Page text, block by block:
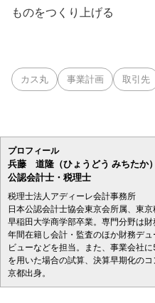
ものをつくり上げる
カス丸 事業計画 取引先
プロフィール
兵藤 道隆（ひょうどう みちたか）
公認会計士・税理士
税理士法人アディーレ会計事務所
日本公認会計士協会東京会所属、東
早稲田大学商学部卒業。専門分野は
年間在籍し会計・監査のほか財務デ
ビューなどを担当。また、事業会社
を用いた場合の試算、決算早期化の
京都出身。